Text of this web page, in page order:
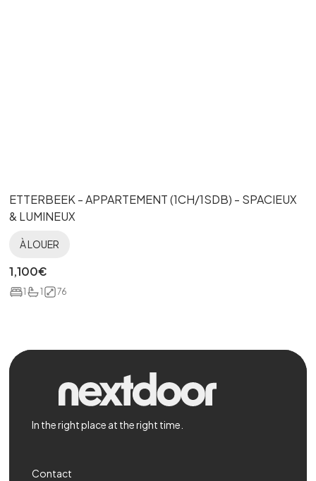
ETTERBEEK - APPARTEMENT (1CH/1SDB) - SPACIEUX
& LUMINEUX
À LOUER
1,100€
1 1 76
In the right place at the right time.
Contact